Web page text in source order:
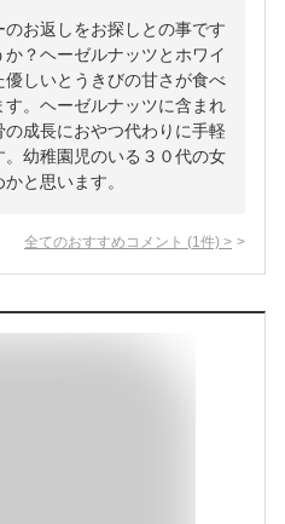
お返しをお探しとの事です
？ヘーゼルナッツとホワイ
優しいとうきびの甘さが食べ
。ヘーゼルナッツに含まれ
成長におやつ代わりに手軽
幼稚園児のいる３０代の女
と思います。
全てのおすすめコメント (1 件) >